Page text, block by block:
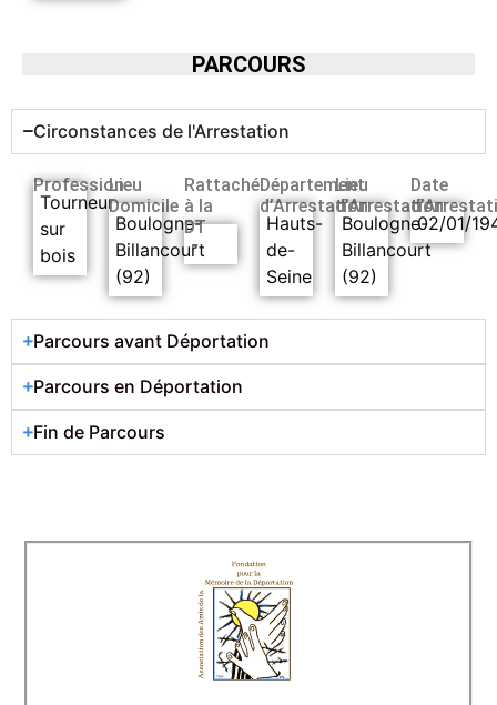
PARCOURS
Circonstances de l'Arrestation
Profession
Tourneur
sur
bois
Lieu
Domicile
Boulogne-
Billancourt
(92)
Rattaché
à la
DT
-
Département
d’Arrestation
Hauts-
de-
Seine
Lieu
d’Arrestation
Boulogne-
Billancourt
(92)
Date
02/01/
Parcours avant Déportation
Parcours en Déportation
Fin de Parcours